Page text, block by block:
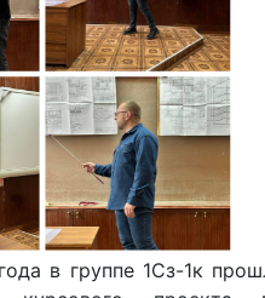
в группе 1Сз-1к